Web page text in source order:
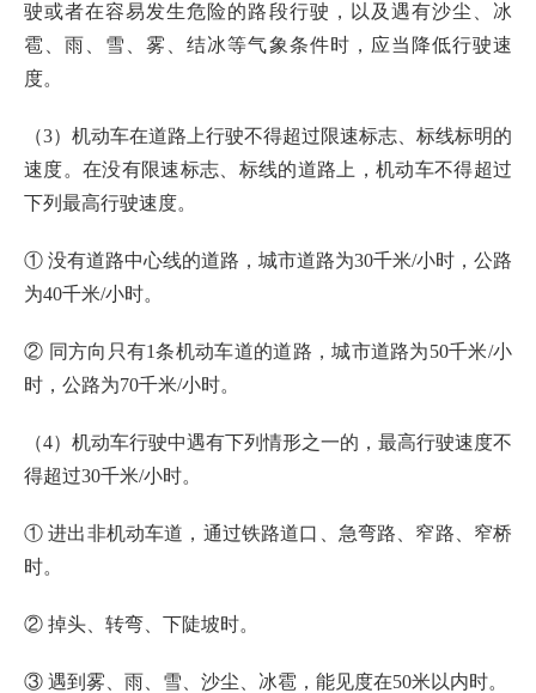
驶或者在容易发生危险的路段行驶，以及遇有沙尘、冰
雹、雨、雪、雾、结冰等气象条件时，应当降低行驶速
度。
（3）机动车在道路上行驶不得超过限速标志、标线标明的
速度。在没有限速标志、标线的道路上，机动车不得超过
下列最高行驶速度。
① 没有道路中心线的道路，城市道路为30千米/小时，公路
为40千米/小时。
② 同方向只有1条机动车道的道路，城市道路为50千米/小
时，公路为70千米/小时。
（4）机动车行驶中遇有下列情形之一的，最高行驶速度不
得超过30千米/小时。
① 进出非机动车道，通过铁路道口、急弯路、窄路、窄桥
时。
② 掉头、转弯、下陡坡时。
③ 遇到雾、雨、雪、沙尘、冰雹，能见度在50米以内时。